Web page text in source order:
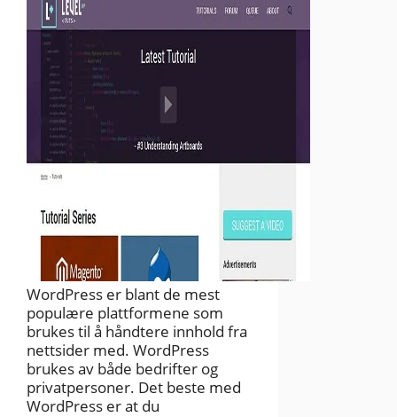
WordPress er blant de mest
populære plattformene som
brukes til å håndtere innhold fra
nettsider med. WordPress
brukes av både bedrifter og
privatpersoner. Det beste med
WordPress er at du